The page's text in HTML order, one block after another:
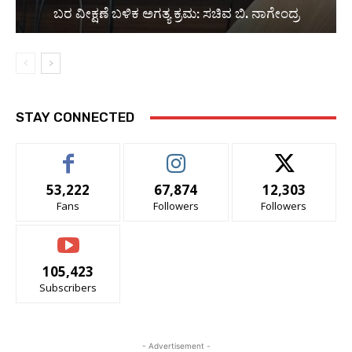
ಬರ ವೀಕ್ಷಣೆ ಬಳಿಕ ಅಗತ್ಯ ಕ್ರಮ: ಸಚಿವ ಬಿ. ನಾಗೇಂದ್ರ
STAY CONNECTED
53,222
Fans
67,874
Followers
12,303
Followers
105,423
Subscribers
- Advertisement -